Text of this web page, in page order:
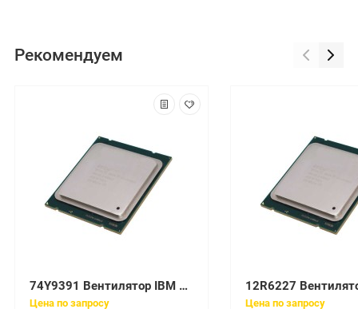
Рекомендуем
74Y9391 Вентилятор IBM 80mm single fan
Цена по запросу Цена по запросу